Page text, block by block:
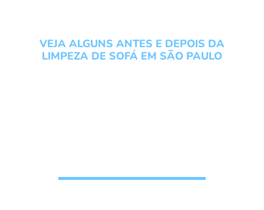
VEJA ALGUNS ANTES E DEPOIS DA
LIMPEZA DE SOFÁ EM SÃO PAULO